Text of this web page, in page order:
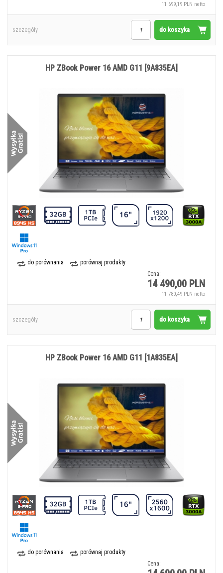
11 699,19 PLN netto
do koszyka
szczegóły
do porównania
porównaj produkty
Cena:
14 490,00 PLN
11 780,49 PLN netto
HP ZBook Power 16 AMD G11 [9A835EA]
do koszyka
szczegóły
do porównania
porównaj produkty
Cena:
HP ZBook Power 16 AMD G11 [1A835EA]